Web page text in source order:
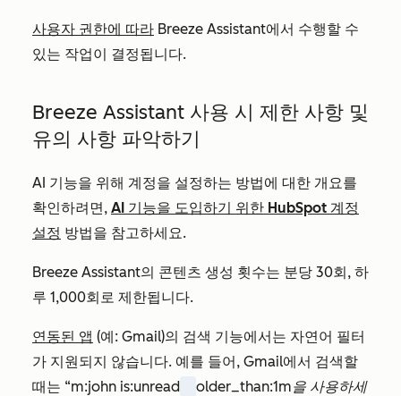
사용자 권한에 따라 Breeze Assistant에서 수행할 수
있는 작업이 결정됩니다.
Breeze Assistant 사용 시 제한 사항 및
유의 사항 파악하기
AI 기능을 위해 계정을 설정하는 방법에 대한 개요를
확인하려면, AI 기능을 도입하기 위한 HubSpot 계정
설정 방법을 참고하세요.
Breeze Assistant의 콘텐츠 생성 횟수는 분당 30회, 하
루 1,000회로 제한됩니다.
연동된 앱 (예: Gmail)의 검색 기능에서는 자연어 필터
가 지원되지 않습니다. 예를 들어, Gmail에서 검색할
때는 “m:john is:unread older_than:1m을 사용하세